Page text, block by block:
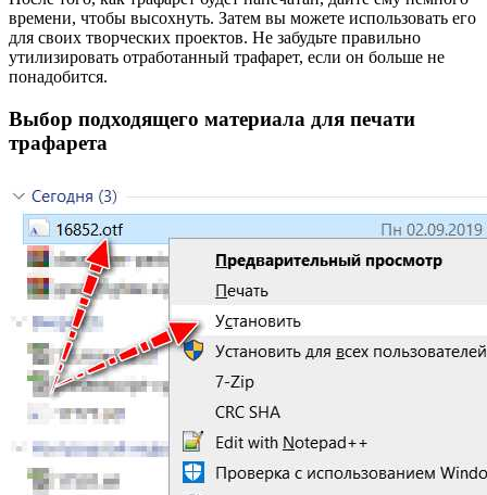
времени, чтобы высохнуть. Затем вы можете использовать его
для своих творческих проектов. Не забудьте правильно
утилизировать отработанный трафарет, если он больше не
понадобится.
Выбор подходящего материала для печати
трафарета